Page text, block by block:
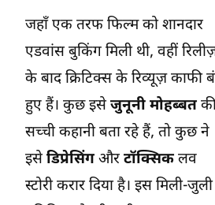
जहाँ एक तरफ फिल्म को शानदार
एडवांस बुकिंग मिली थी, वहीं
के बाद क्रिटिक्स के रिव्यूज़ काफी
हुए हैं। कुछ इसे जुनूनी मोहब्बत
सच्ची कहानी बता रहे हैं, तो कुछ ने
इसे डिप्रेसिंग और टॉक्सिक लव
स्टोरी करार दिया है। इस मिली-जुली